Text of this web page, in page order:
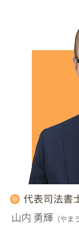
代表司法書
山内 勇輝 （やま